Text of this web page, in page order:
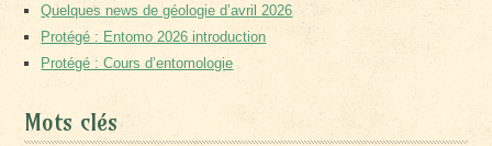
Quelques news de géologie d’avril 2026
Protégé : Entomo 2026 introduction
Protégé : Cours d’entomologie
Mots clés